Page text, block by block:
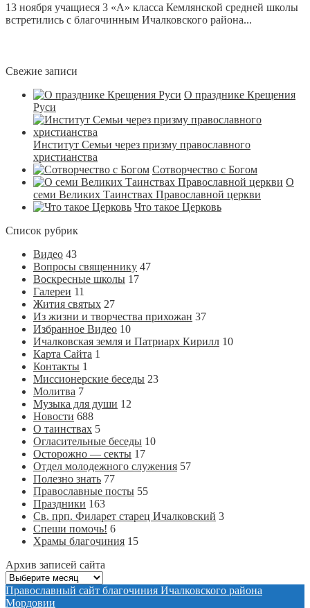
13 ноября учащиеся 3 «А» класса Кемлянской средней школы
встретились с благочинным Ичалковского района...
Свежие записи
О празднике Крещения
Руси
Институт Семьи через призму православного
христианства
Сотворчество с Богом
О
семи Великих Таинствах Православной церкви
Что такое Церковь
Список рубрик
Видео 43
Вопросы священнику 47
Воскресные школы 17
Галереи 11
Жития святых 27
Из жизни и творчества прихожан 37
Избранное Видео 10
Ичалковская земля и Патриарх Кирилл 10
Карта Сайта 1
Контакты 1
Миссионерские беседы 23
Молитва 7
Музыка для души 12
Новости 688
О таинствах 5
Огласительные беседы 10
Осторожно — секты 17
Отдел молодежного служения 57
Полезно знать 77
Православные посты 55
Праздники 163
Св. прп. Филарет старец Ичалковский 3
Спеши помочь! 6
Храмы благочиния 15
Архив записей сайта
Архив
записей
сайта
Православный сайт благочиния Ичалковского района
Мордовии